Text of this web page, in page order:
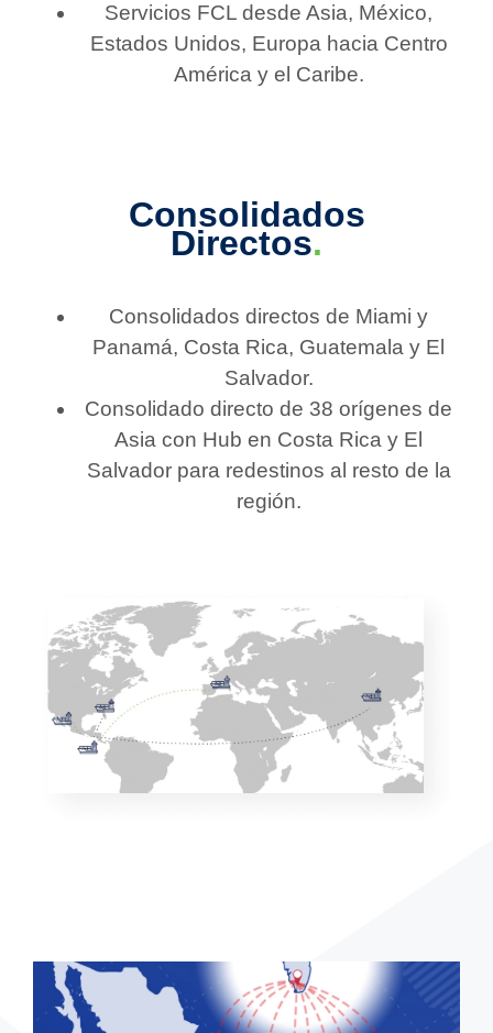
Servicios FCL desde Asia, México,
Estados Unidos, Europa hacia Centro
América y el Caribe.
Consolidados
Directos.
Consolidados directos de Miami y
Panamá, Costa Rica, Guatemala y El
Salvador.
Consolidado directo de 38 orígenes de
Asia con Hub en Costa Rica y El
Salvador para redestinos al resto de la
región.